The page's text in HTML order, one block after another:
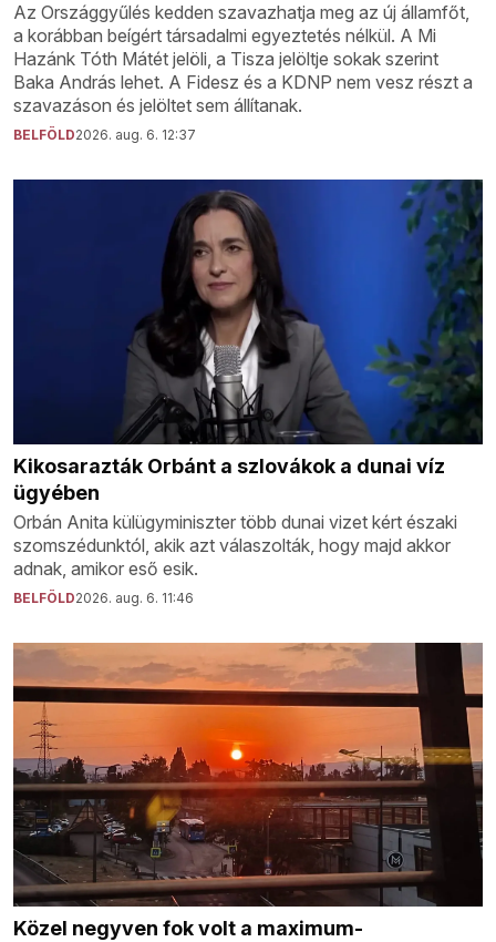
Az Országgyűlés kedden szavazhatja meg az új államfőt,
a korábban beígért társadalmi egyeztetés nélkül. A Mi
Hazánk Tóth Mátét jelöli, a Tisza jelöltje sokak szerint
Baka András lehet. A Fidesz és a KDNP nem vesz részt a
szavazáson és jelöltet sem állítanak.
BELFÖLD2026. aug. 6. 12:37
Kikosarazták Orbánt a szlovákok a dunai víz
ügyében
Orbán Anita külügyminiszter több dunai vizet kért északi
szomszédunktól, akik azt válaszolták, hogy majd akkor
adnak, amikor eső esik.
BELFÖLD2026. aug. 6. 11:46
Közel negyven fok volt a maximum-